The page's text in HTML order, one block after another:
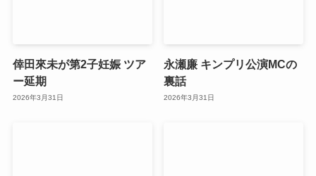
倖田來未が第2子妊娠 ツア
ー延期
2026年3月31日
永瀬廉 キンプリ公演MCの
裏話
2026年3月31日